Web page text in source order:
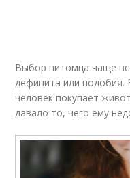
Выбор питомца чаще
дефицита или подобия.
человек покупает
давало то, чего ему